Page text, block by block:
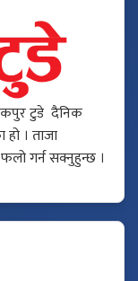
टुडे दैनिक
हो । ताजा
गर्न सक्नुहुन्छ ।